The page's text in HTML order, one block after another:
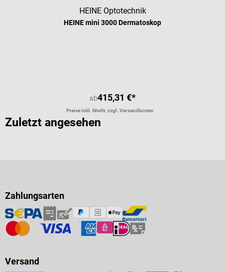
HEINE Optotechnik
HEINE mini 3000 Dermatoskop
ab415,31 €*
Preise inkl. MwSt. zzgl. Versandkosten
Zuletzt angesehen
Zahlungsarten
Versand